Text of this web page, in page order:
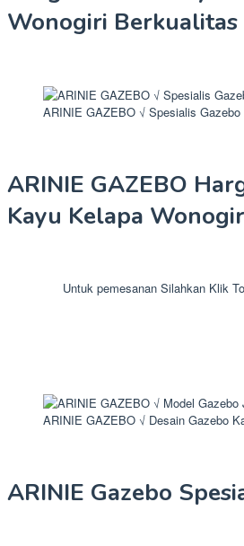
Wonogiri Berkualitas
ARINIE GAZEBO √ Spesialis Gazebo
ARINIE GAZEBO
Kayu Kelapa
Untuk pemesanan Silahkan Klik
ARINIE GAZEBO √ Desain Gazebo
ARINIE Gazebo